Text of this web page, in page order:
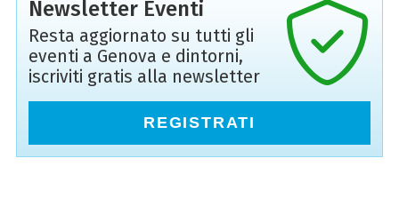
Newsletter Eventi
Resta aggiornato su tutti gli
eventi a Genova e dintorni,
iscriviti gratis alla newsletter
REGISTRATI